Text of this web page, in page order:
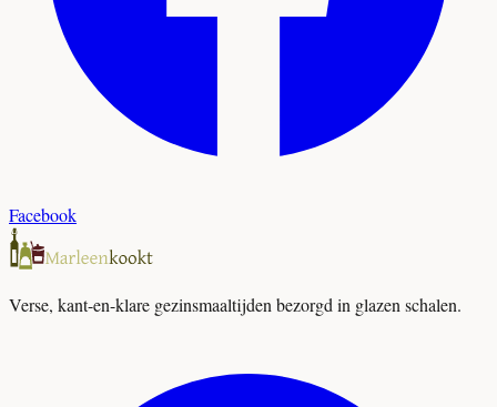
Facebook
Verse, kant-en-klare gezinsmaaltijden bezorgd in glazen schalen.